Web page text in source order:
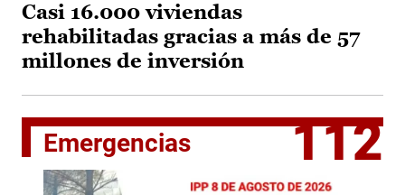
Casi 16.000 viviendas
rehabilitadas gracias a más de 57
millones de inversión
Emergencias 112